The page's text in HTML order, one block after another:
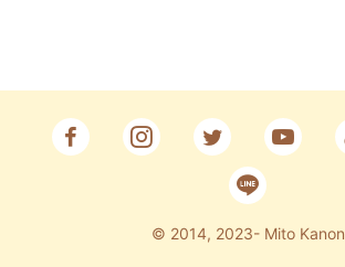
© 2014, 2023- Mito Kanon